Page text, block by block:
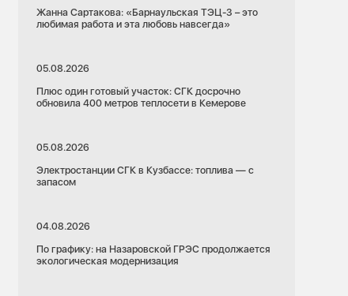
Жанна Сартакова: «Барнаульская ТЭЦ-3 – это
любимая работа и эта любовь навсегда»
05.08.2026
Плюс один готовый участок: СГК досрочно
обновила 400 метров теплосети в Кемерове
05.08.2026
Электростанции СГК в Кузбассе: топлива — с
запасом
04.08.2026
По графику: на Назаровской ГРЭС продолжается
экологическая модернизация